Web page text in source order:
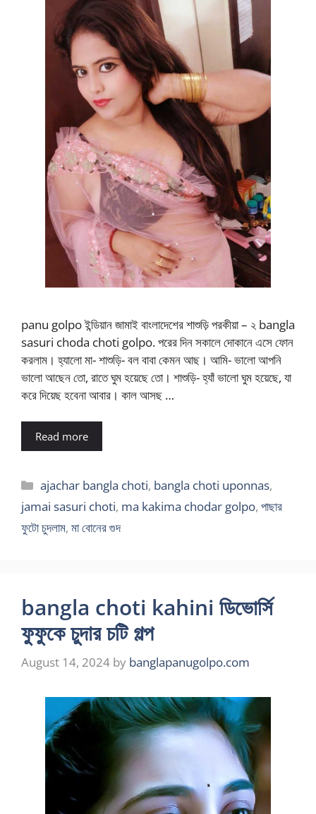
panu golpo ইন্ডিয়ান জামাই বাংলাদেশের শাশুড়ি পরকীয়া – ২ bangla
sasuri choda choti golpo. পরের দিন সকালে দোকানে এসে ফোন
করলাম। হ্যালো মা- শাশুড়ি- বল বাবা কেমন আছ। আমি- ভালো আপনি
ভালো আছেন তো, রাতে ঘুম হয়েছে তো। শাশুড়ি- হ্যাঁ ভালো ঘুম হয়েছে, যা
করে দিয়েছ হবেনা আবার। কাল আসছ …
Read more
Categories
ajachar bangla choti, bangla choti uponnas,
jamai sasuri choti, ma kakima chodar golpo, পাছার
ফুটো চুদলাম, মা বোনের গুদ
bangla choti kahini ডিভোর্সি
ফুফুকে চুদার চটি গল্প
August 14, 2024 by banglapanugolpo.com